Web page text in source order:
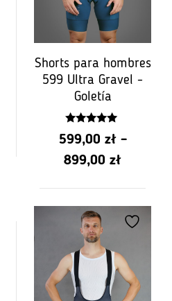
949.00
Shorts para hombres
599 Ultra Gravel -
Goletía
5.00
z 5
599,00 zł –
899,00 złRango
de
599.00
a